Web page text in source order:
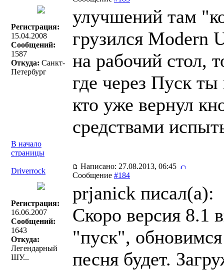
Регистрация:
15.04.2008
Сообщений:
1587
Откуда: Санкт-
Петербург
улучшений там
грузился Modern
на рабочий стол,
где через Пуск
кто уже вернул
средствами
В начало
страницы
Driverrock
Написано: 27.08.2013, 06:45
Сообщение #184
Регистрация:
16.06.2007
Сообщений:
1643
Откуда:
Легендарный
ШУ...
prjanick писал(a):
Скоро версия 8.1
"пуск",
песня будет.